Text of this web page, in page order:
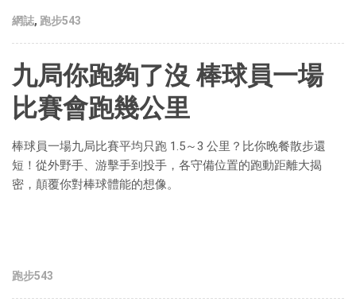
網誌, 跑步543
九局你跑夠了沒 棒球員一場
比賽會跑幾公里
棒球員一場九局比賽平均只跑 1.5～3 公里？比你晚餐散步還
短！從外野手、游擊手到投手，各守備位置的跑動距離大揭
密，顛覆你對棒球體能的想像。
跑步543